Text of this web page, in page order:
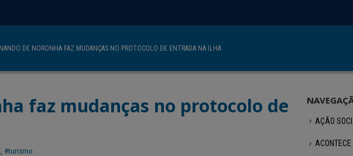
DE NORONHA FAZ MUDANÇAS NO PROTOCOLO DE ENTRADA NA ILHA
faz mudanças no protocolo de
#turismo
AÇÃO
ACONTECE